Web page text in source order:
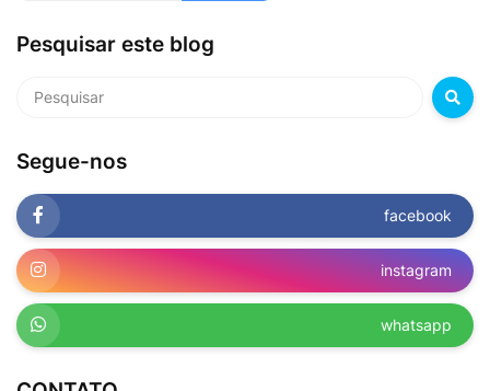
Pesquisar este blog
Segue-nos
facebook
instagram
whatsapp